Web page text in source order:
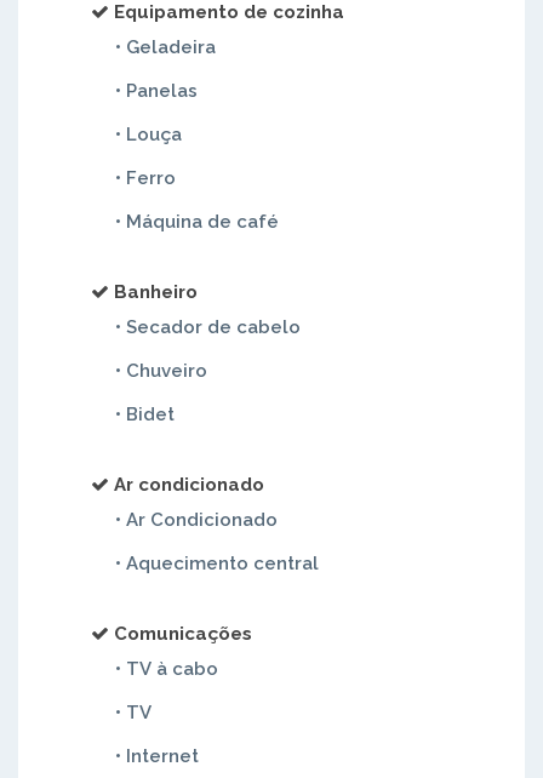
Equipamento de cozinha
• Geladeira
• Panelas
• Louça
• Ferro
• Máquina de café
Banheiro
• Secador de cabelo
• Chuveiro
• Bidet
Ar condicionado
• Ar Condicionado
• Aquecimento central
Comunicações
• TV à cabo
• TV
• Internet